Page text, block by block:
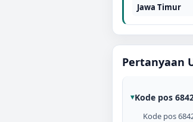
Jawa Timur
Pertanyaan
Kode pos
Kode pos